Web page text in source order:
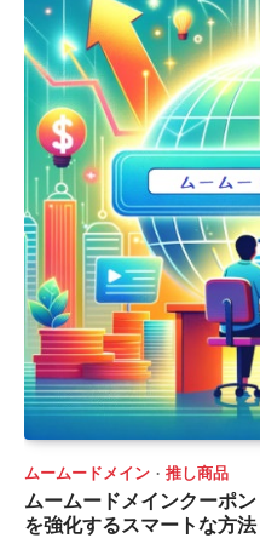
ムームードメイン 推し商品
ムームードメインクーポ
を強化するスマートな方法